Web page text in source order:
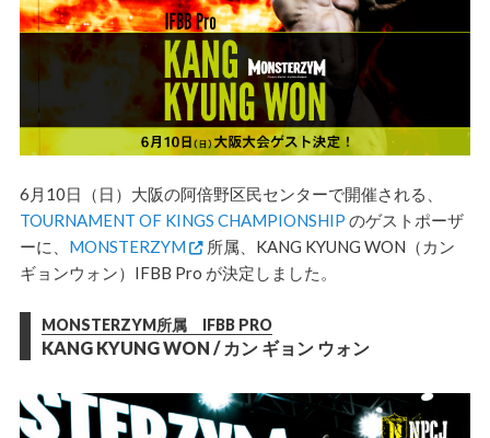
6月10日（日）大阪の阿倍野区民センターで開催される、
TOURNAMENT OF KINGS CHAMPIONSHIP のゲストポーザ
ーに、 MONSTERZYM 所属、 KANG KYUNG WON （カン
ギョンウォン）IFBB Pro が決定しました。
MONSTERZYM所属 IFBB PRO
KANG KYUNG WON / カン ギョン ウォン